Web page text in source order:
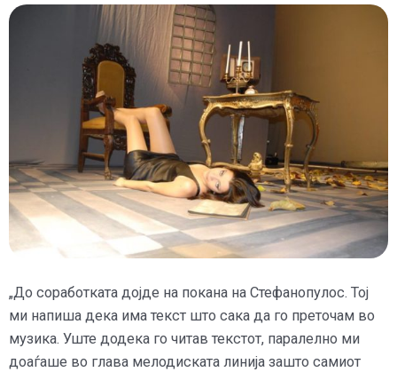
„До соработката дојде на покана на Стефанопулос. Тој
ми напиша дека има текст што сака да го преточам во
музика. Уште додека го читав текстот, паралелно ми
доаѓаше во глава мелодиската линија зашто самиот